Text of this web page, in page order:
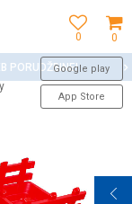
0
0
Google play
App Store
PORUDŽBINE!